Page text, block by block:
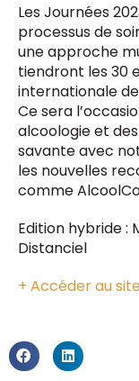
Les Journées
processus de
une approche
tiendront les 30
internationale de
Ce sera
alcoologie et
savante avec
les nouvelles
comme
Edition hybride :
Distanciel
+ Accéder au